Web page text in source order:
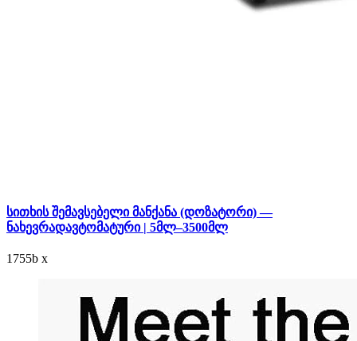
სითხის შემავსებელი მანქანა (დოზატორი) —
ნახევრადავტომატური | 5მლ–3500მლ
1755b x